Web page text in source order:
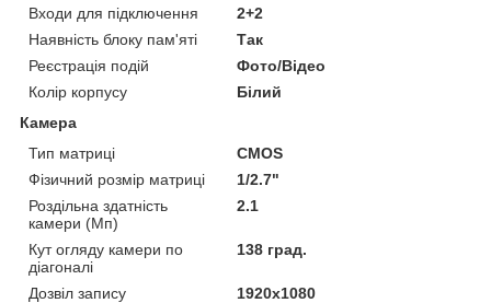
Входи для підключення
2+2
Наявність блоку пам'яті
Так
Реєстрація подій
Фото/Відео
Колір корпусу
Білий
Камера
Тип матриці
CMOS
Фізичний розмір матриці
1/2.7"
Роздільна здатність
камери (Мп)
2.1
Кут огляду камери по
діагоналі
138 град.
Дозвіл запису
1920х1080